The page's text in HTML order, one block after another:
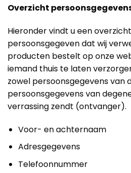
Overzicht
Hieronder vindt u een
persoonsgegeven dat wij
producten bestelt op onze
iemand thuis te laten
zowel persoonsgegevens van
persoonsgegevens van
verrassing zendt (ontvanger).
Voor- en achternaam
Adresgegevens
Telefoonnummer